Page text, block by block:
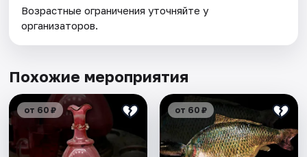
Возрастные ограничения уточняйте у
организаторов.
Похожие мероприятия
от 60 ₽ от 60 ₽